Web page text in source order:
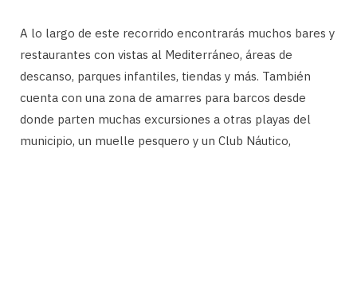
A lo largo de este recorrido encontrarás muchos bares y
restaurantes con vistas al Mediterráneo, áreas de
descanso, parques infantiles, tiendas y más. También
cuenta con una zona de amarres para barcos desde
donde parten muchas excursiones a otras playas del
municipio, un muelle pesquero y un Club Náutico,